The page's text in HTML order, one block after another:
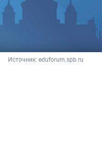
Источник: eduforum.spb.ru